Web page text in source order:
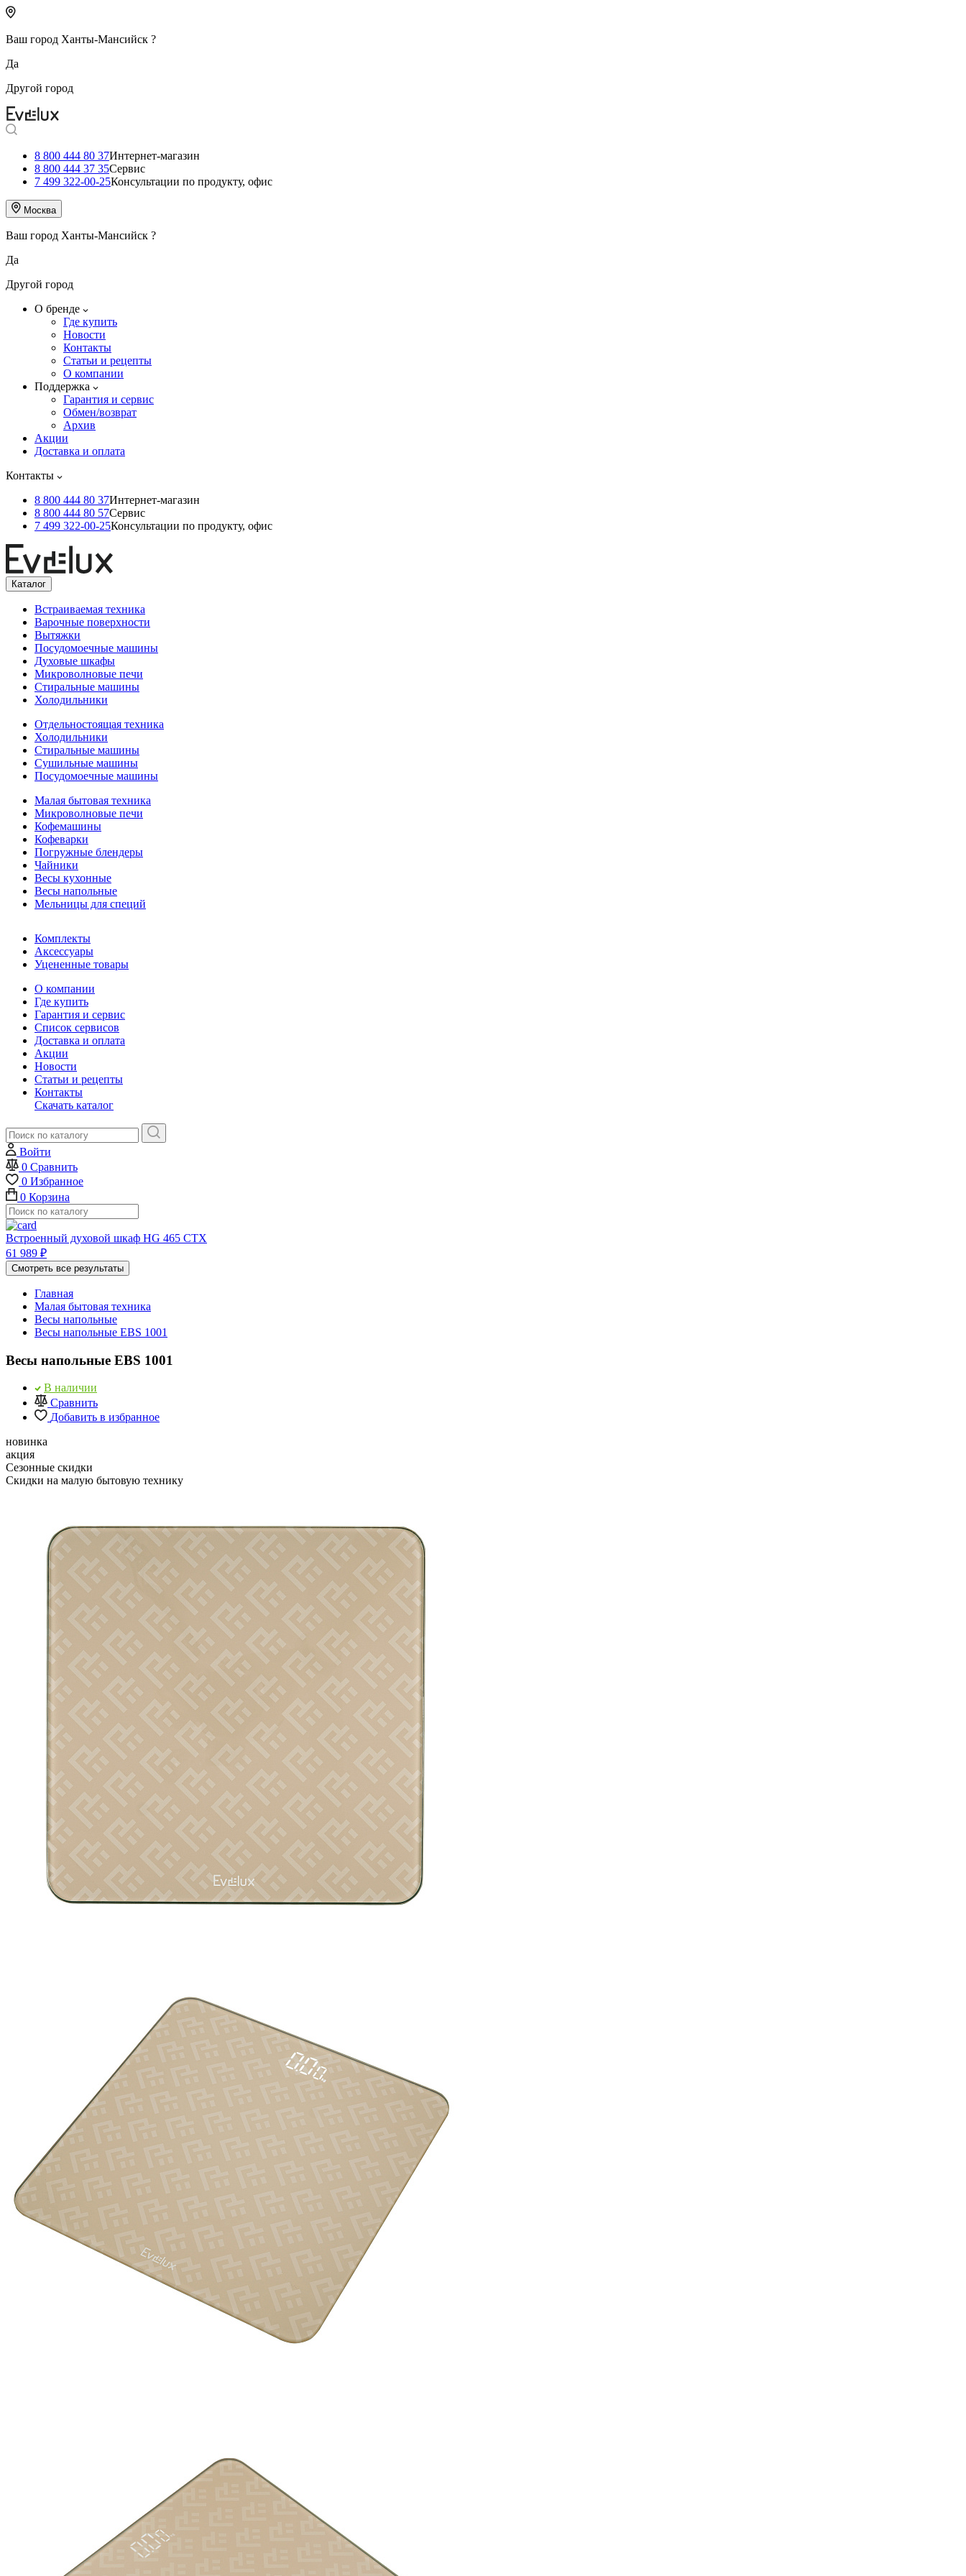
Ваш город Ханты-Мансийск ?
Да
Другой город
8 800 444 80 37Интернет-магазин
8 800 444 37 35Сервис
7 499 322-00-25Консультации по продукту, офис
Москва
Ваш город Ханты-Мансийск ?
Да
Другой город
О бренде
Где купить
Новости
Контакты
Статьи и рецепты
О компании
Поддержка
Гарантия и сервис
Обмен/возврат
Архив
Акции
Доставка и оплата
Контакты
8 800 444 80 37Интернет-магазин
8 800 444 80 57Сервис
7 499 322-00-25Консультации по продукту, офис
Каталог
Встраиваемая техника
Варочные поверхности
Вытяжки
Посудомоечные машины
Духовые шкафы
Микроволновые печи
Стиральные машины
Холодильники
Отдельностоящая техника
Холодильники
Стиральные машины
Сушильные машины
Посудомоечные машины
Малая бытовая техника
Микроволновые печи
Кофемашины
Кофеварки
Погружные блендеры
Чайники
Весы кухонные
Весы напольные
Мельницы для специй
Комплекты
Аксессуары
Уцененные товары
О компании
Где купить
Гарантия и сервис
Список сервисов
Доставка и оплата
Акции
Новости
Статьи и рецепты
Контакты
Скачать каталог
Войти
0 Сравнить
0 Избранное
0 Корзина
Встроенный духовой шкаф HG 465 CTX
61 989 ₽
Смотреть все результаты
Главная
Малая бытовая техника
Весы напольные
Весы напольные EBS 1001
Весы напольные EBS 1001
В наличии
Сравнить
Добавить в избранное
новинка
акция
Сезонные скидки
Скидки на малую бытовую технику